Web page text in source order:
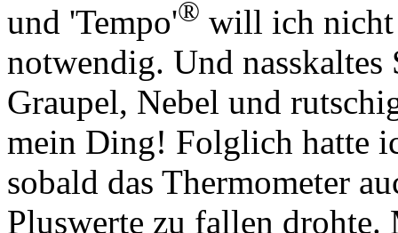
notwendig. Und nasskaltes
Graupel, Nebel und
mein Ding! Folglich hatte
sobald das Thermometer
Pluswerte zu fallen
ich das schließlich